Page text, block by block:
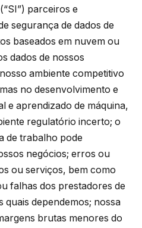
SI ”) parceiros e
segurança de dados de
baseados em nuvem ou
dados de nossos
ambiente competitivo
no desenvolvimento e
e aprendizado de máquina,
regulatório incerto; o
de trabalho pode
negócios; erros ou
ou serviços, bem como
falhas dos prestadores de
quais dependemos; nossa
brutas menores do